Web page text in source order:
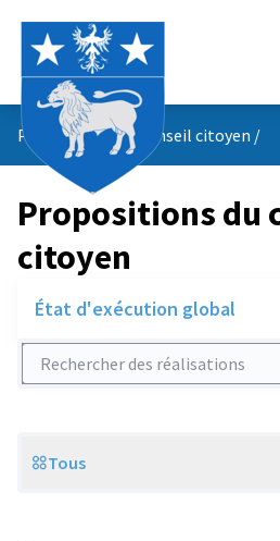
Propositions du conseil citoyen /
Propositions du
citoyen
État d'exécution global
Rechercher des réalisations
Scope
Tous